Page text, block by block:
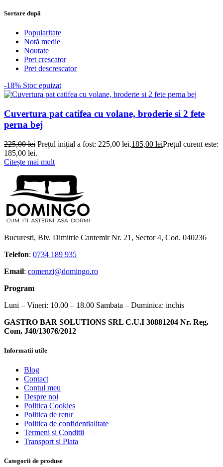
Sortare după
Popularitate
Notă medie
Noutate
Pret crescator
Pret descrescator
-18% Stoc epuizat
Cuvertura pat catifea cu volane, broderie si 2 fete
perna bej
225,00lei Prețul inițial a fost: 225,00 lei.185,00 leiPrețul curent este:
185,00 lei.
Citește mai mult
Bucuresti, Blv. Dimitrie Cantemir Nr. 21, Sector 4, Cod. 040236
Telefon: 0734 189 935
Email: comenzi@domingo.ro
Program
Luni – Vineri: 10.00 – 18.00 Sambata – Duminica: inchis
GASTRO BAR SOLUTIONS SRL C.U.I 30881204 Nr. Reg.
Com. J40/13076/2012
Informatii utile
Blog
Contact
Contul meu
Despre noi
Politica Cookies
Politica de retur
Politica de confidentialitate
Termeni si Conditii
Transport si Plata
Categorii de produse